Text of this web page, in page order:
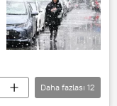
Daha fazlası 12